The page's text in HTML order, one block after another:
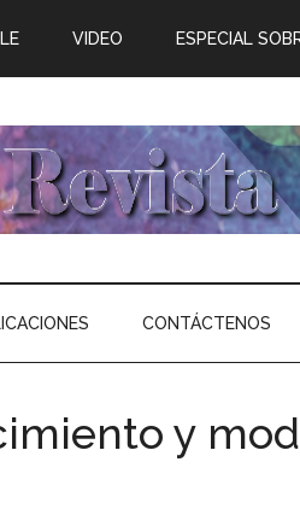
VIDEO ESPECIAL
CONTÁCTENOS
y